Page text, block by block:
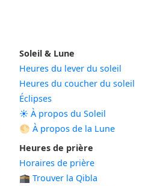
Soleil & Lune
Heures du lever du soleil
Heures du coucher du soleil
Éclipses
☀️ À propos du Soleil
🌕 À propos de la Lune
Heures de prière
Horaires de prière
🕋 Trouver la Qibla